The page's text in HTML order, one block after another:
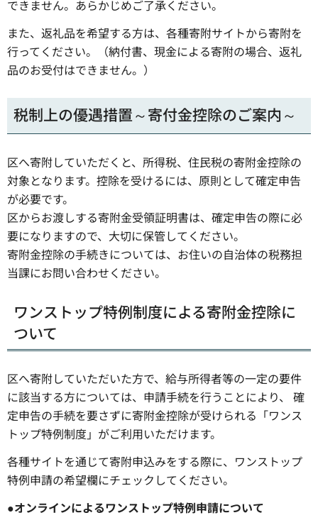
できません。あらかじめご了承ください。
また、返礼品を希望する方は、各種寄附サイトから寄附を
行ってください。（納付書、現金による寄附の場合、返礼
品のお受付はできません。）
税制上の優遇措置～寄付金控除のご案内～
区へ寄附していただくと、所得税、住民税の寄附金控除の
対象となります。控除を受けるには、原則として確定申告
が必要です。
区からお渡しする寄附金受領証明書は、確定申告の際に必
要になりますので、大切に保管してください。
寄附金控除の手続きについては、お住いの自治体の税務担
当課にお問い合わせください。
ワンストップ特例制度による寄附金控除に
ついて
区へ寄附していただいた方で、給与所得者等の一定の要件
に該当する方については、申請手続を行うことにより、 確
定申告の手続を要さずに寄附金控除が受けられる「ワンス
トップ特例制度」がご利用いただけます。
各種サイトを通じて寄附申込みをする際に、ワンストップ
特例申請の希望欄にチェックしてください。
●オンラインによるワンストップ特例申請について